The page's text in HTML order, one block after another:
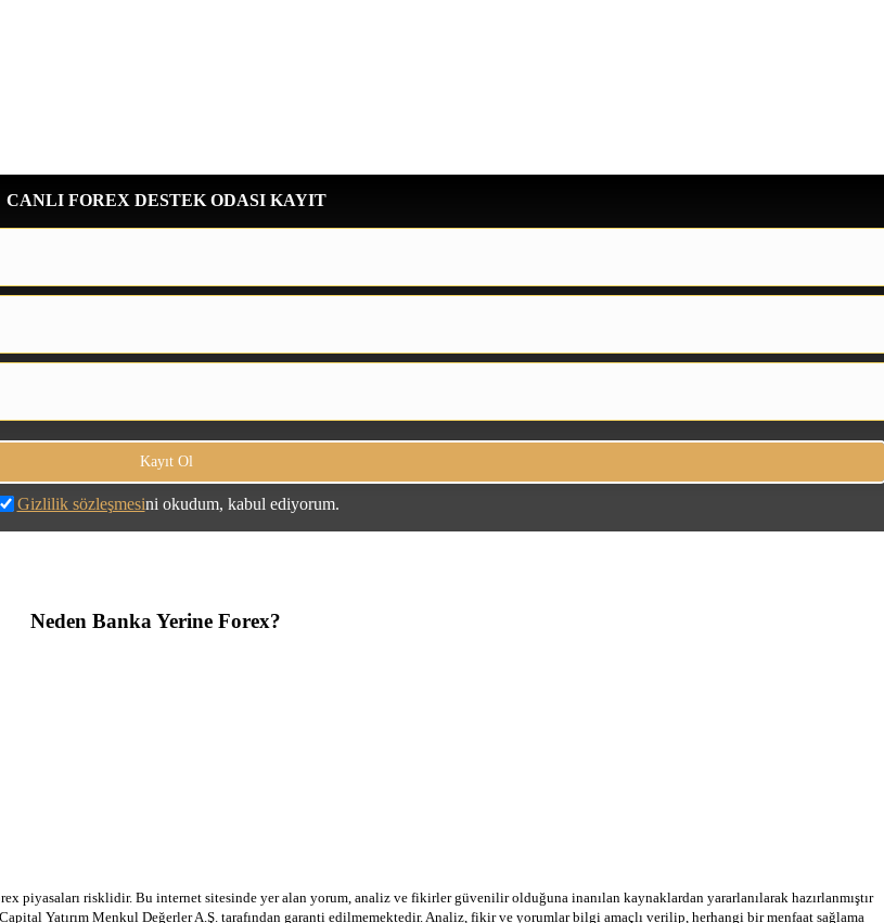
CANLI FOREX DESTEK ODASI KAYIT
Gizlilik sözleşmesini okudum, kabul ediyorum.
Neden Banka Yerine Forex?
piyasaları risklidir. Bu internet sitesinde yer alan yorum, analiz ve fikirler güvenilir olduğuna inanılan kaynaklardan yararlanılarak hazırlanmıştır
Yatırım Menkul Değerler A.Ş. tarafından garanti edilmemektedir. Analiz, fikir ve yorumlar bilgi amaçlı verilip, herhangi bir menfaat sağlama